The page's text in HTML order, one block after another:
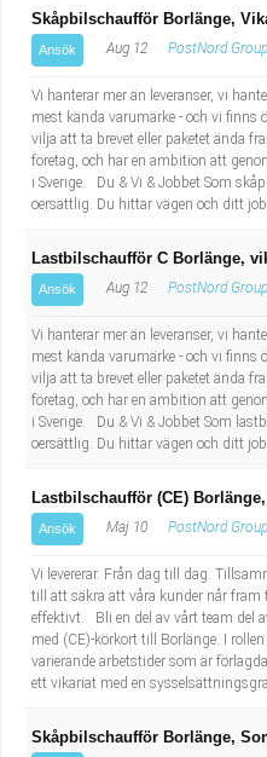
Skåpbilschaufför Borlänge,
Ansök Aug 12 PostNord
Vi hanterar mer än leveranser, vi
mest kända varumärke - och vi finns
vilja att ta brevet eller paketet ända
företag, och har en ambition att
i Sverige. Du & Vi & Jobbet Som
oersättlig. Du hittar vägen och ditt
Lastbilschaufför C Borlänge,
Ansök Aug 12 PostNord
Vi hanterar mer än leveranser, vi
mest kända varumärke - och vi finns
vilja att ta brevet eller paketet ända
företag, och har en ambition att
i Sverige. Du & Vi & Jobbet Som
oersättlig. Du hittar vägen och ditt
Lastbilschaufför (CE)
Ansök Maj 10 PostNord
Vi levererar. Från dag till dag.
till att säkra att våra kunder når
effektivt. Bli en del av vårt team del
med (CE)-körkort till Borlänge. I
varierande arbetstider som är
ett vikariat med en
Skåpbilschaufför Borlänge,